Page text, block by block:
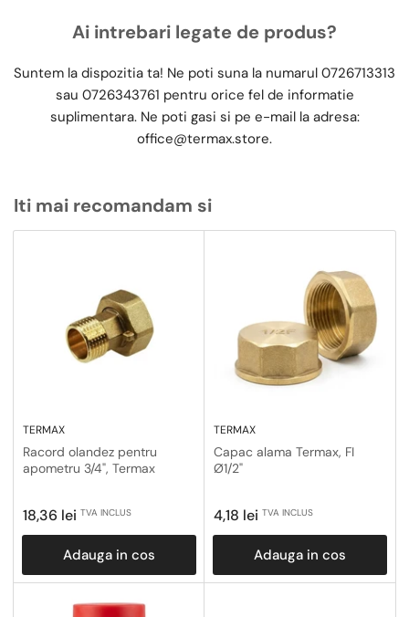
Ai intrebari legate de produs?
Suntem la dispozitia ta! Ne poti suna la numarul 0726713313
sau 0726343761 pentru orice fel de informatie
suplimentara. Ne poti gasi si pe e-mail la adresa:
office@termax.store.
Iti mai recomandam si
TERMAX
Racord olandez pentru
apometru 3/4", Termax
Pret
obisnuit
18,36 lei TVA INCLUS
Adauga in cos
TERMAX
Capac alama Termax, FI
Ø1/2"
Pret
obisnuit
4,18 lei TVA INCLUS
Adauga in cos